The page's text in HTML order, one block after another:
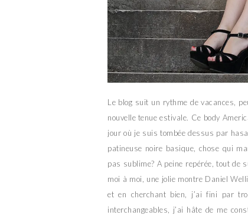
Le blog suit un rythme de vacances,
nouvelle tenue estivale. Ce body
jour où je suis tombée dessus par
patineuse noire basique, chose qui
pas sublime? A peine repérée, tout
moi à moi, une jolie montre Daniel
et en cherchant bien, j’ai fini par
interchangeables, j’ai hâte de me